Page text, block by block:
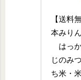
【送料
本みり
はっか
じのみ
ち米・